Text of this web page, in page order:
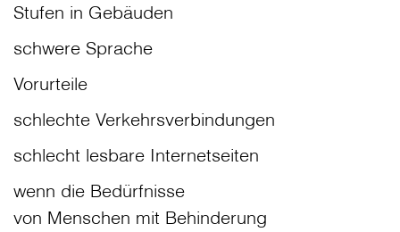
Stufen in Gebäuden
schwere Sprache
Vorurteile
schlechte Verkehrsverbindungen
schlecht lesbare Internetseiten
wenn die Bedürfnisse
von Menschen mit Behinderung